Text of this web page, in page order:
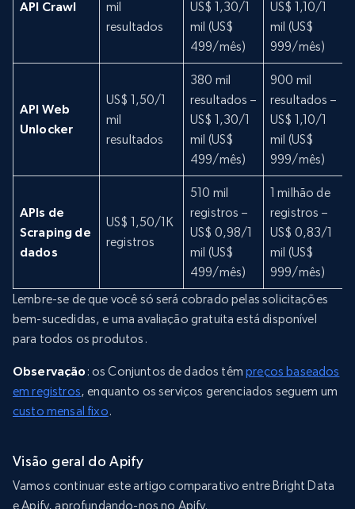
API Crawl
mil
resultados
US$ 1,30/1
mil (US$
499/mês)
US$ 1,10/1
mil (US$
999/mês)
API Web
Unlocker
US$ 1,50/1
mil
resultados
380 mil
resultados –
US$ 1,30/1
mil (US$
499/mês)
900 mil
resultados –
US$ 1,10/1
mil (US$
999/mês)
APIs de
Scraping de
dados
US$ 1,50/1K
registros
510 mil
registros –
US$ 0,98/1
mil (US$
499/mês)
1 milhão de
registros –
US$ 0,83/1
mil (US$
999/mês)
Lembre-se de que você só será cobrado pelas solicitações
bem-sucedidas, e uma avaliação gratuita está disponível
para todos os produtos.
Observação : os Conjuntos de dados têmpreços baseados
em registros, enquanto os serviços gerenciados seguem um
custo mensal fixo.
Visão geral do Apify
Vamos continuar este artigo comparativo entre Bright Data
e Apify, aprofundando-nos no Apify.